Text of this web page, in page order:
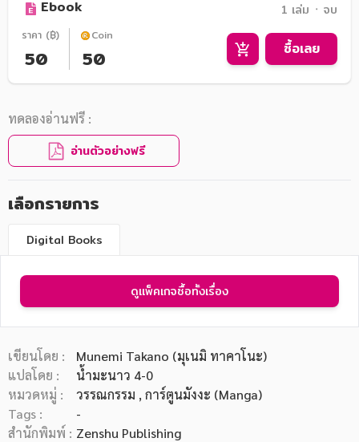
หมวดหมู่หนังสือ
Ebook 1 เล่ม ᛫ จบ
ราคา (฿)
50
Coin
50 ซื้อเลย
ทดลองอ่านฟรี :
อ่านตัวอย่างฟรี
เลือกรายการ
Digital Books
ดูแพ็คเกจซื้อทั้งเรื่อง
เขียนโดย :
Munemi Takano (มุเนมิ ทาคาโนะ)
แปลโดย :
น้ำมะนาว 4-0
หมวดหมู่ :
วรรณกรรม , การ์ตูนมังงะ (Manga)
Tags :
-
สำนักพิมพ์ : Zenshu Publishing